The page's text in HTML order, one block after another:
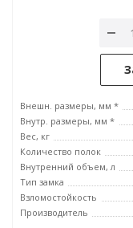
Внешн. размеры, мм *
Внутр. размеры, мм *
Вес, кг
Количество полок
Внутренний объем, л
Тип замка
Взломостойкость
Производитель